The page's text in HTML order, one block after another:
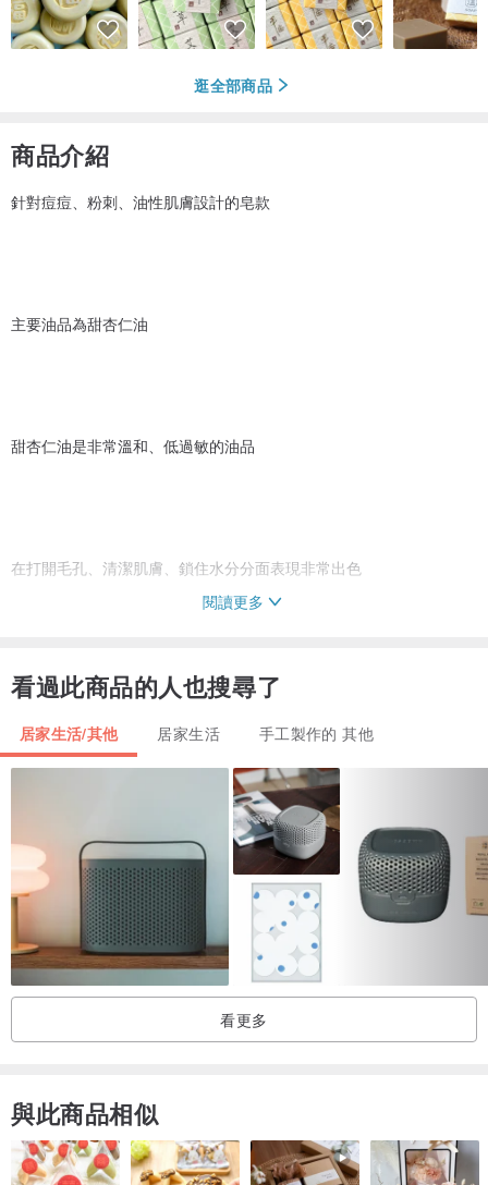
逛全部商品
商品介紹
針對痘痘、粉刺、油性肌膚設計的皂款
主要油品為甜杏仁油
甜杏仁油是非常溫和、低過敏的油品
在打開毛孔、清潔肌膚、鎖住水分分面表現非常出色
洗完的感覺是清爽又保濕
茶樹純露＋茶樹精油，具有抑菌殺菌、淨化控油、收斂毛捆的功效
原本是設計來潔顏，不過，溫溫發現，當胸口、背後有粉刺、痘痘時
搭配沐浴巾使用，有很棒的效果喔～
| 適用 | 油性、一般肌膚
| 成分 | 紫草浸泡橄欖油、椰子油、棕櫚油、甜杏仁油、蓖麻油、備長
炭粉、茶樹純露
閱讀更多
看過此商品的人也搜尋了
居家生活/其他 居家生活 手工製作的 其他
看更多
與此商品相似